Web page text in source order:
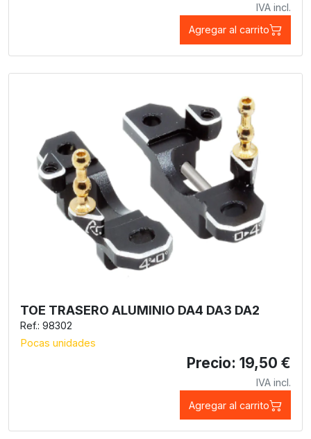
IVA incl.
Agregar al carrito
TOE TRASERO ALUMINIO DA4 DA3 DA2
Ref.: 98302
Pocas unidades
Precio: 19,50 €
IVA incl.
Agregar al carrito